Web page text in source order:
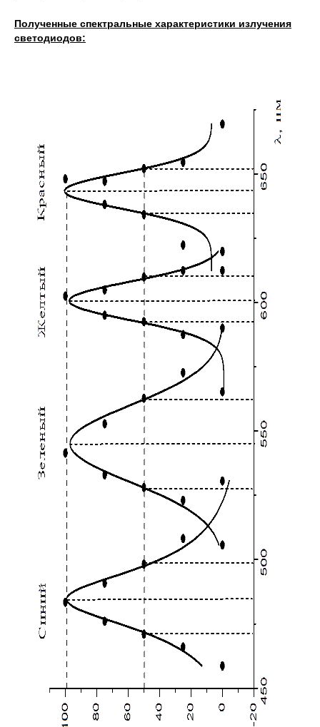
Полученные спектральные характеристики излучения
светодиодов: